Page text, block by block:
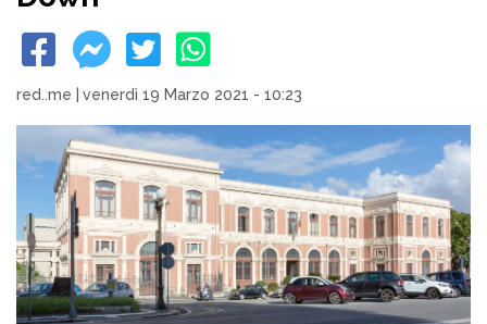
red..me venerdì 19 Marzo 2021 - 10:23